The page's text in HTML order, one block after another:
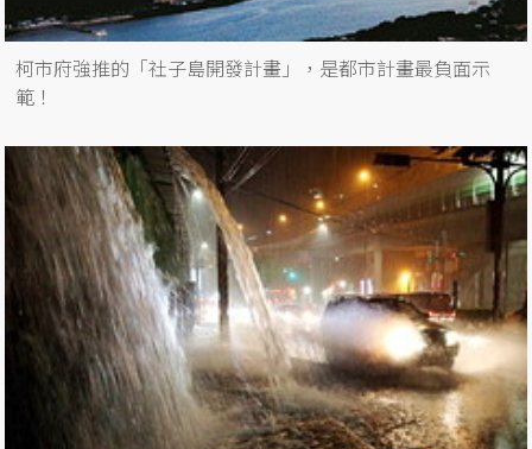
柯市府強推的「社子島開發計畫」，是都市計畫最負面示
範！